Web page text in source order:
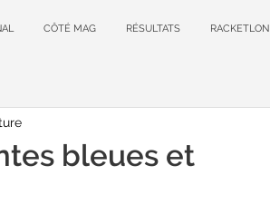
CÔTÉ MAG RÉSULTATS RACKETLON
bleues et